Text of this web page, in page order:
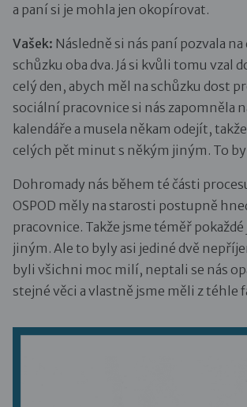
a paní si je mohla jen okopírovat.
Vašek: Následně si nás paní pozvala
schůzku oba dva. Já si kvůli tomu vzal
celý den, abych měl na schůzku dost
sociální pracovnice si nás zapomněla
kalendáře a musela někam odejít,
celých pět minut s někým jiným. To
Dohromady nás během té části
OSPOD měly na starosti postupně
pracovnice. Takže jsme téměř
jiným. Ale to byly asi jediné dvě
byli všichni moc milí, neptali se nás
stejné věci a vlastně jsme měli z téhle